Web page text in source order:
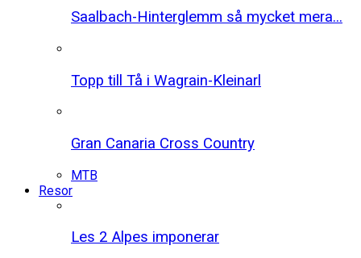
Saalbach-Hinterglemm så mycket mera...
Topp till Tå i Wagrain-Kleinarl
Gran Canaria Cross Country
MTB
Resor
Les 2 Alpes imponerar